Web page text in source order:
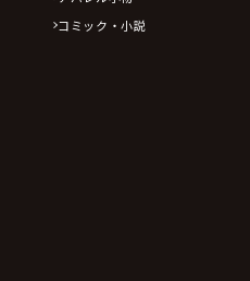
コミック・小説